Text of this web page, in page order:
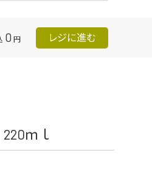
0 円 レジに進む
ｍｌ